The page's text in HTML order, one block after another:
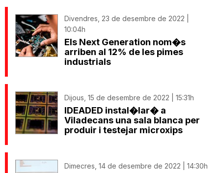
Divendres, 23 de desembre de 2022 |
10:04h
Els Next Generation nom�s
arriben al 12% de les pimes
industrials
Dijous, 15 de desembre de 2022 | 15:31h
IDEADED instal�lar� a
Viladecans una sala blanca per
produir i testejar microxips
Dimecres, 14 de desembre de 2022 | 14:30h